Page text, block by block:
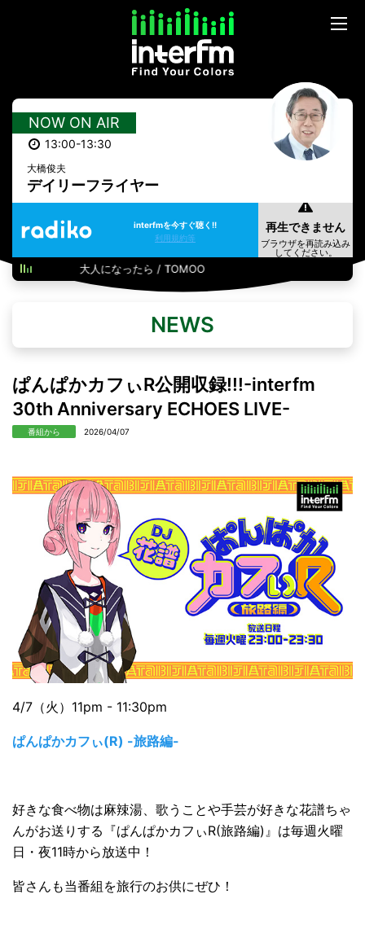
NOW ON AIR
13:00-13:30
大橋俊夫
デイリーフライヤー
interfmを今すぐ聴く!!
利用規約等
大人になったら / TOMOO
NEWS
ぱんぱかカフぃR公開収録!!!-interfm
30th Anniversary ECHOES LIVE-
番組から 2026/04/07
4/7（火）11pm - 11:30pm
ぱんぱかカフぃ(R) -旅路編-
好きな食べ物は麻辣湯、歌うことや手芸が好きな花譜ちゃ
んがお送りする『ぱんぱかカフぃR(旅路編)』は毎週火曜
日・夜11時から放送中！
皆さんも当番組を旅行のお供にぜひ！